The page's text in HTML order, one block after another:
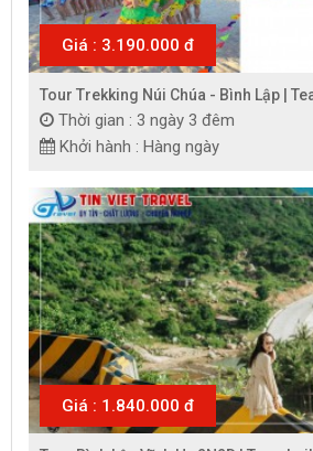
Giá : 3.190.000 đ
Tour Trekking Núi Chúa - Bình Lập |
Thời gian : 3 ngày 3 đêm
Khởi hành : Hàng ngày
Giá : 1.840.000 đ